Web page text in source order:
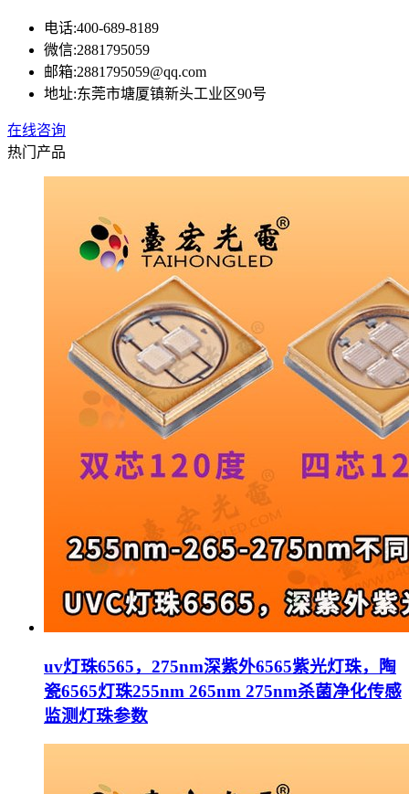
电话:400-689-8189
微信:2881795059
邮箱:2881795059@qq.com
地址:东莞市塘厦镇新头工业区90号
在线咨询
热门产品
uv灯珠6565，275nm深紫外6565紫光灯珠，陶
瓷6565灯珠255nm 265nm 275nm杀菌净化传感
监测灯珠参数